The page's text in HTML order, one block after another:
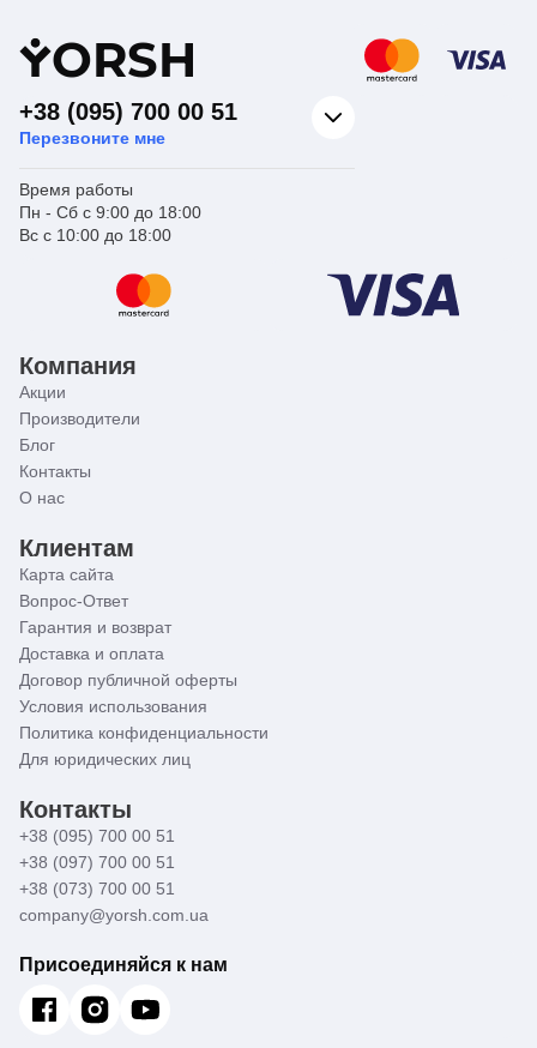
YORSH
+38 (095) 700 00 51
Перезвоните мне
Время работы
Пн - Сб с 9:00 до 18:00
Вс с 10:00 до 18:00
Компания
Акции
Производители
Блог
Контакты
О нас
Клиентам
Карта сайта
Вопрос-Ответ
Гарантия и возврат
Доставка и оплата
Договор публичной оферты
Условия использования
Политика конфиденциальности
Для юридических лиц
Контакты
+38 (095) 700 00 51
+38 (097) 700 00 51
+38 (073) 700 00 51
company@yorsh.com.ua
Присоединяйся к нам